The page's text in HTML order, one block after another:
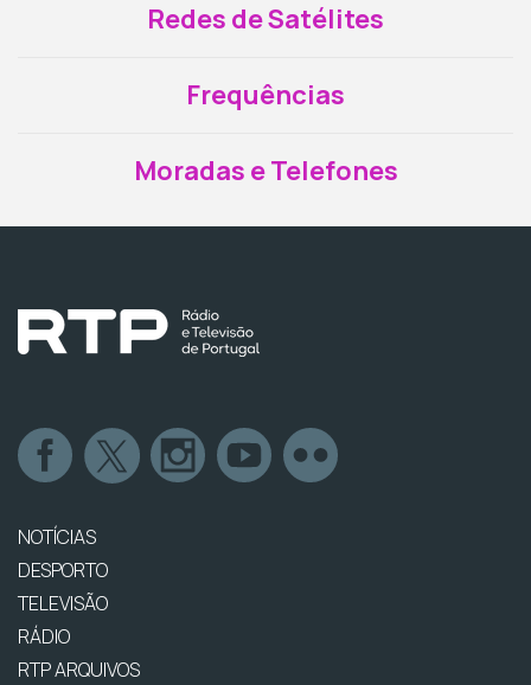
Redes de Satélites
Frequências
Moradas e Telefones
NOTÍCIAS
DESPORTO
TELEVISÃO
RÁDIO
RTP ARQUIVOS